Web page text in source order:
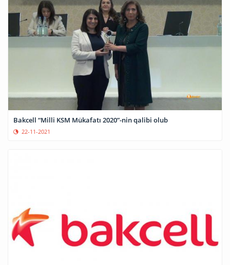
Bakcell “Milli KSM Mükafatı 2020”-nin qalibi olub
22-11-2021